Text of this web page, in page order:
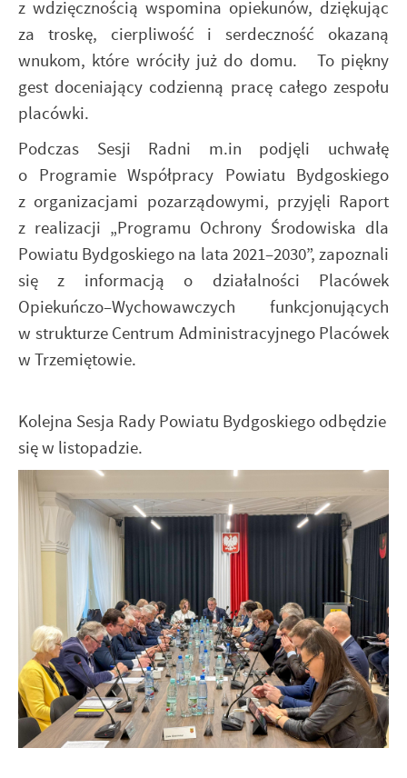
z wdzięcznością wspomina opiekunów, dziękując
za troskę, cierpliwość i serdeczność okazaną
wnukom, które wróciły już do domu. To piękny
gest doceniający codzienną pracę całego zespołu
placówki.
Podczas Sesji Radni m.in podjęli uchwałę
o Programie Współpracy Powiatu Bydgoskiego
z organizacjami pozarządowymi, przyjęli Raport
z realizacji „Programu Ochrony Środowiska dla
Powiatu Bydgoskiego na lata 2021–2030”, zapoznali
się z informacją o działalności Placówek
Opiekuńczo–Wychowawczych funkcjonujących
w strukturze Centrum Administracyjnego Placówek
w Trzemiętowie.
Kolejna Sesja Rady Powiatu Bydgoskiego odbędzie
się w listopadzie.